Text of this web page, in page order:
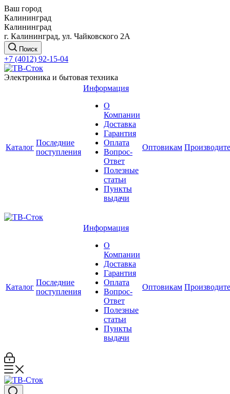
Ваш город
Калининград
Калининград
г. Калининград, ул. Чайковского 2А
Поиск
+7 (4012) 92-15-04
Электроника и бытовая техника
Каталог
Последние
поступления
Информация
О
Компании
Доставка
Гарантия
Оплата
Вопрос-
Ответ
Полезные
статьи
Пункты
выдачи
Оптовикам
Каталог
Последние
поступления
Информация
О
Компании
Доставка
Гарантия
Оплата
Вопрос-
Ответ
Полезные
статьи
Пункты
выдачи
Оптовикам